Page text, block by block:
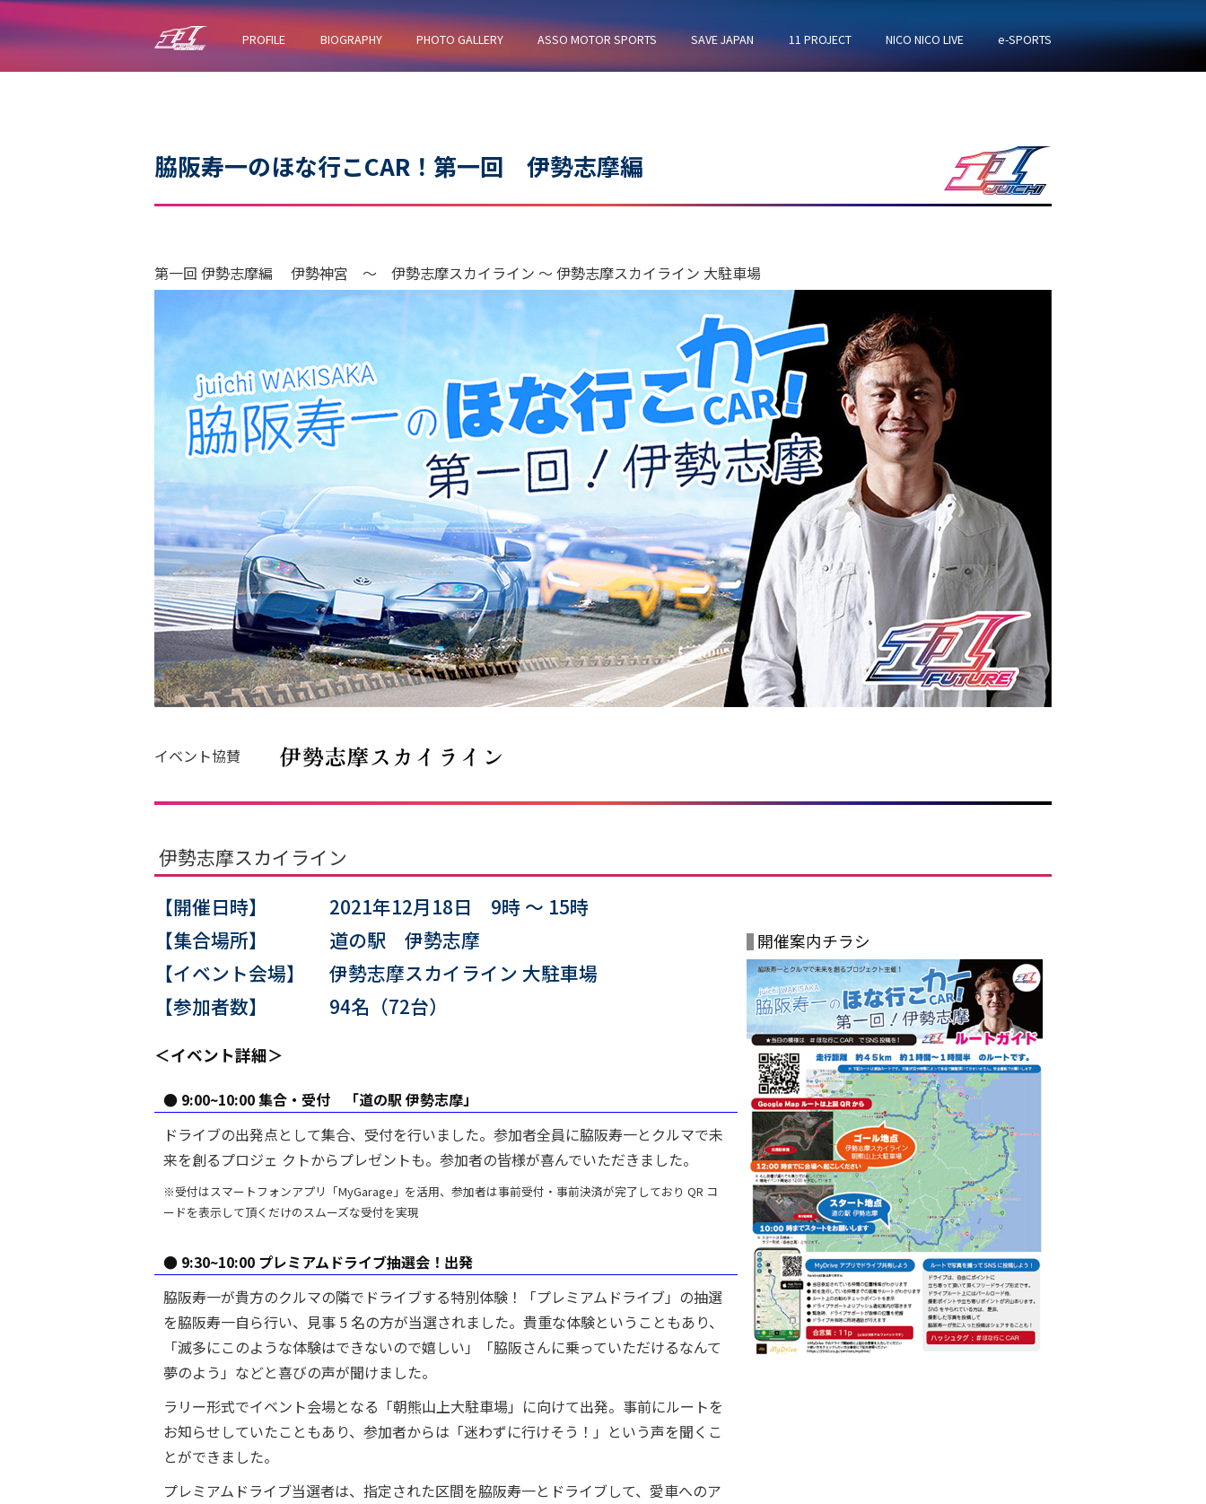
PROFILE BIOGRAPHY PHOTO GALLERY ASSO MOTOR SPORTS SAVE JAPAN 11 PROJECT NICO NICO LIVE e-SPORTS
脇阪寿一のほな行こCAR！第一回 伊勢志摩編
第一回 伊勢志摩編 伊勢神宮 ～ 伊勢志摩スカイライン ～ 伊勢志摩スカイライン 大駐車場
イベント協賛
伊勢志摩スカイライン
【開催日時】
2021年12月18日 9時 ～ 15時
【集合場所】
道の駅 伊勢志摩
【イベント会場】
伊勢志摩スカイライン 大駐車場
【参加者数】
94名（72台）
＜イベント詳細＞
● 9:00~10:00 集合・受付 「道の駅 伊勢志摩」
ドライブの出発点として集合、受付を行いました。参加者全員に脇阪寿一とクルマで未
来を創るプロジェ クトからプレゼントも。参加者の皆様が喜んでいただきました。
※受付はスマートフォンアプリ「MyGarage」を活用、参加者は事前受付・事前決済が完了しており QR コ
ードを表示して頂くだけのスムーズな受付を実現
● 9:30~10:00 プレミアムドライブ抽選会！出発
脇阪寿一が貴方のクルマの隣でドライブする特別体験！「プレミアムドライブ」の抽選
を脇阪寿一自ら行い、見事 5 名の方が当選されました。貴重な体験ということもあり、
「滅多にこのような体験はできないので嬉しい」「脇阪さんに乗っていただけるなんて
夢のよう」などと喜びの声が聞けました。
ラリー形式でイベント会場となる「朝熊山上大駐車場」に向けて出発。事前にルートを
お知らせしていたこともあり、参加者からは「迷わずに行けそう！」という声を聞くこ
とができました。
プレミアムドライブ当選者は、指定された区間を脇阪寿一とドライブして、愛車へのア
開催案内チラシ